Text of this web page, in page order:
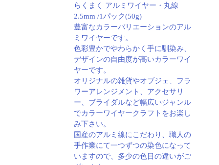
らくまく アルミワイヤー・丸線
2.5mm /1パック(50g)
豊富なカラーバリエーションのアル
ミワイヤーです。
色彩豊かでやわらかく手に馴染み、
デザインの自由度が高いカラーワイ
ヤーです。
オリジナルの雑貨やオブジェ、フラ
ワーアレンジメント、アクセサリ
ー、ブライダルなど幅広いジャンル
でカラーワイヤークラフトをお楽し
み下さい。
国産のアルミ線にこだわり、職人の
手作業にて一つずつの染色になって
いますので、多少の色目の違いがご